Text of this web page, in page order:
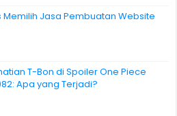
Memilih Jasa Pembuatan Website
T-Bon di Spoiler One Piece
Apa yang Terjadi?